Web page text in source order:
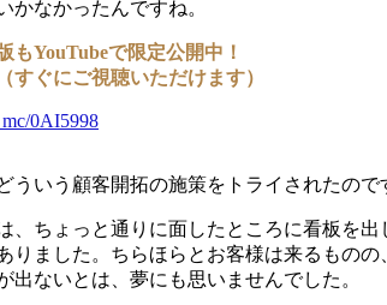
かなかったんですね。
YouTubeで限定公開中！
すぐにご視聴いただけます）
0AI5998
ういう顧客開拓の施策をトライされたので
、ちょっと通りに面したところに看板を
りました。ちらほらとお客様は来るもの
出ないとは、夢にも思いませんでした。